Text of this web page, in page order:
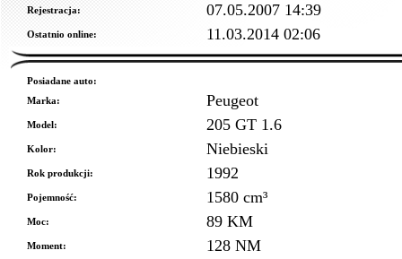
Rejestracja:
07.05.2007 14:39
Ostatnio online: 11.03.2014 02:06
Posiadane auto:
Marka:
Peugeot
Model: 205 GT 1.6
Kolor: Niebieski
Rok produkcji: 1992
Pojemność: 1580 cm³
Moc: 89 KM
Moment: 128 NM